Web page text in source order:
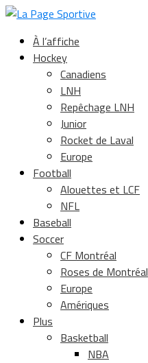
À l’affiche
Hockey
Canadiens
LNH
Repêchage LNH
Junior
Rocket de Laval
Europe
Football
Alouettes et LCF
NFL
Baseball
Soccer
CF Montréal
Roses de Montréal
Europe
Amériques
Plus
Basketball
NBA